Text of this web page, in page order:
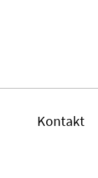
Kontakt